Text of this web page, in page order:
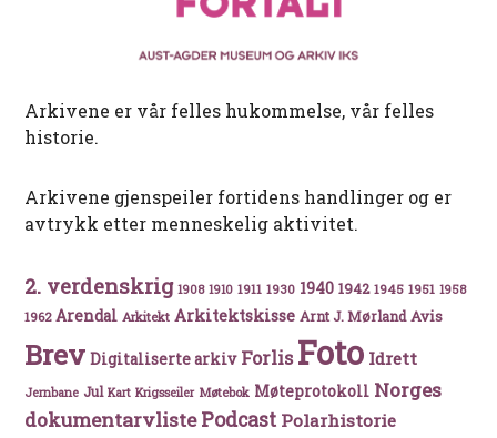
Arkivene er vår felles hukommelse, vår felles
historie.
Arkivene gjenspeiler fortidens handlinger og er
avtrykk etter menneskelig aktivitet.
2. verdenskrig 1908 1910 1911 1930 1940 1942 1945 1951 1958
1962 Arendal Arkitekt Arkitektskisse Arnt J. Mørland Avis
Brev Digitaliserte arkiv Forlis Foto Idrett
Jernbane Jul Kart Krigsseiler Møtebok Møteprotokoll Norges
dokumentarvlistePodcast Polarhistorie